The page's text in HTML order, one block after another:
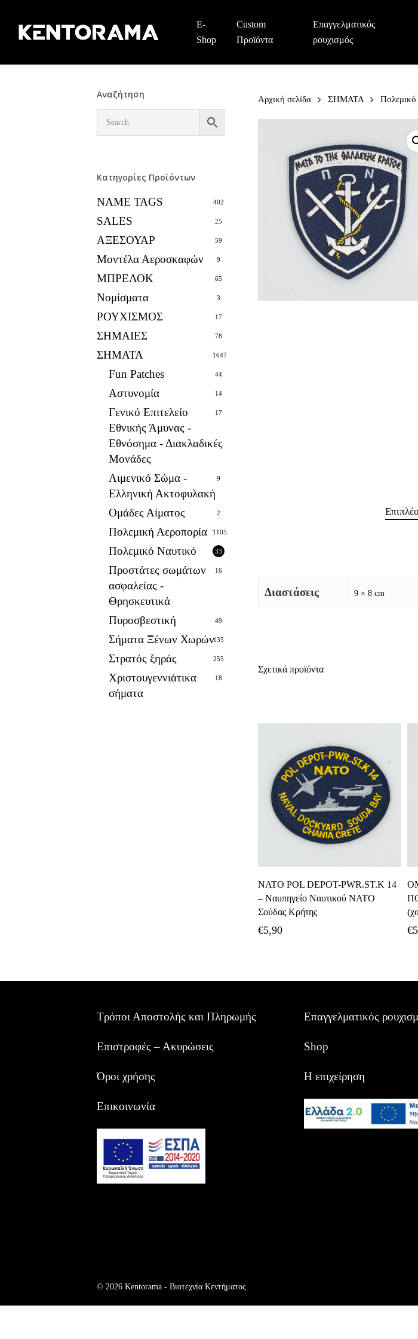
main
E-
Shop
Custom
Προϊόντα
Επαγγελματικός
ρουχισμός
Αναζήτηση
Κατηγορίες Προϊόντων
NAME TAGS 402
SALES 25
ΑΞΕΣΟΥΑΡ 59
Μοντέλα Αεροσκαφών 9
ΜΠΡΕΛΟΚ 65
Νομίσματα 3
ΡΟΥΧΙΣΜΟΣ 17
ΣΗΜΑΙΕΣ 78
ΣΗΜΑΤΑ 1647
Fun Patches 44
Αστυνομία 14
Γενικό Επιτελείο
Εθνικής Άμυνας -
Εθνόσημα - Διακλαδικές
Μονάδες
17
Λιμενικό Σώμα -
Ελληνική Ακτοφυλακή
9
Ομάδες Αίματος 2
Πολεμική Αεροπορία 1105
Πολεμικό Ναυτικό 33
Προστάτες σωμάτων
ασφαλείας -
Θρησκευτικά
16
Πυροσβεστική 49
Σήματα Ξένων Χωρών135
Στρατός ξηράς 255
Χριστουγεννιάτικα
σήματα
18
Αρχική σελίδα ΣΗΜΑΤΑ
Διαστάσεις 9 × 8 cm
Σχετικά προϊόντα
NATO POL DEPOT-PWR.ST.K 14
– Ναυπηγείο Ναυτικού NATO
Σούδας Κρήτης
€5,90 €
Τρόποι Αποστολής και Πληρωμής
Επιστροφές – Ακυρώσεις
Όροι χρήσης
Επικοινωνία
Επαγγελματικός
Shop
Η επιχείρηση
© 2026 Kentorama - Bιοτεχνία Kεντήματος.